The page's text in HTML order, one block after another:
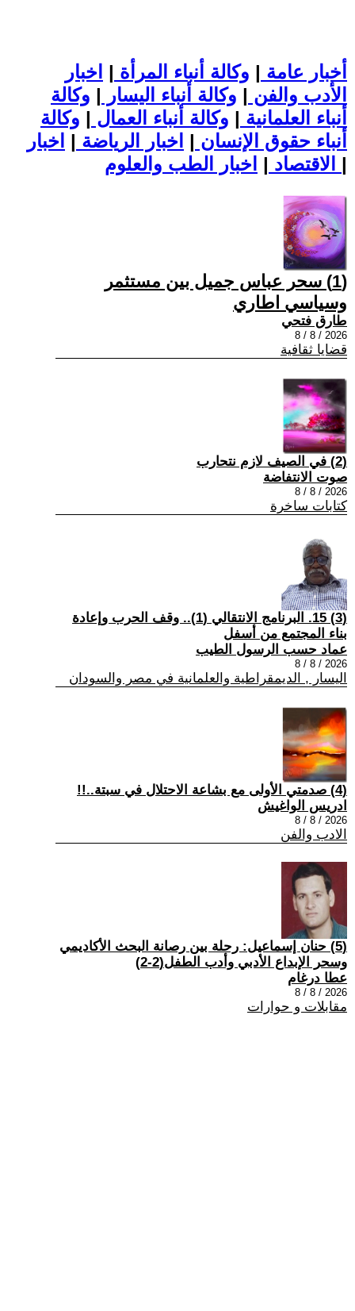
أخبار عامة | وكالة أنباء المرأة | اخبار
الأدب والفن | وكالة أنباء اليسار | وكالة
أنباء العلمانية | وكالة أنباء العمال | وكالة
أنباء حقوق الإنسان | اخبار الرياضة | اخبار
الاقتصاد | |
(1) سحر عباس جميل بين مستثمر
وسياسي اطاري
طارق فتحي
2026 / 8 / 8
قضايا ثقافية
(2) في الصيف لازم نتحارب
صوت الانتفاضة
2026 / 8 / 8
كتابات ساخرة
(3) 15. البرنامج الانتقالي (1).. وقف الحرب وإعادة
بناء المجتمع من أسفل
عماد حسب الرسول الطيب
2026 / 8 / 8
اليسار , الديمقراطية والعلمانية في مصر والسودان
(4) صدمتي الأولى مع بشاعة الاحتلال في سبتة..!!
ادريس الواغيش
2026 / 8 / 8
الادب والفن
(5) حنان إسماعيل: رحلة بين رصانة البحث الأكاديمي
وسحر الإبداع الأدبي وأدب الطفل(2-2)
عطا درغام
2026 / 8 / 8
مقابلات و حوارات